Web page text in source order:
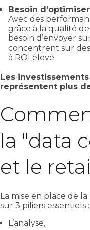
Besoin
Avec des
grâce à la qualité
besoin d’envoyer
concentrent sur
à ROI élevé.
Les
représentent plus
la "data
et le
La mise en place de
sur 3 piliers essentiels :
L’analyse,